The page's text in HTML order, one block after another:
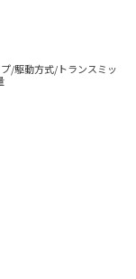
/駆動方式/トランスミッ